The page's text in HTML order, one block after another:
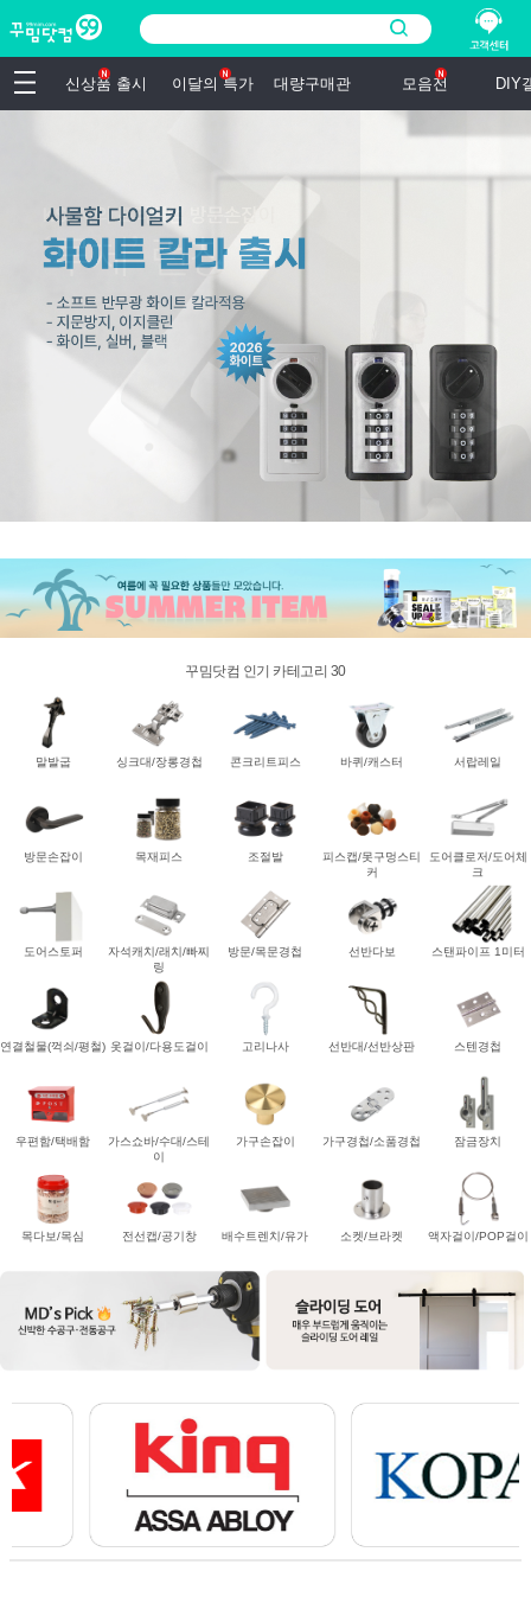
신상품 출시 이달의 특가 대량구매관 모음전 DIY
꾸밈닷컴 인기 카테고리 30
말발굽 싱크대/장롱경첩 콘크리트피스 바퀴/캐스터 서랍레일
방문손잡이 목재피스 조절발
피스캡/못구멍스티
커
도어클로저/도어체
크
도어스토퍼
자석캐치/래치/빠찌
링
방문/목문경첩 선반다보 스탠파이프 1미터
연결철물(꺽쇠/평철) 옷걸이/다용도걸이 고리나사 선반대/선반상판 스텐경첩
우편함/택배함
가스쇼바/수대/스테
이
가구손잡이 가구경첩/소품경첩 잠금장치
목다보/목심 전선캡/공기창 배수트렌치/유가 소켓/브라켓 액자걸이/POP걸이